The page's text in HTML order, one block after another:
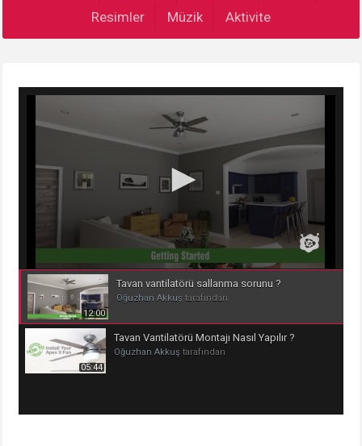
Resimler
Müzik Aktivite
12:00
Tavan vantilatörü sallanma sorunu ?
Oğuzhan Akkuş tarafından
05:44
Tavan Vantilatörü Montajı Nasıl Yapılır ?
Oğuzhan Akkuş tarafından